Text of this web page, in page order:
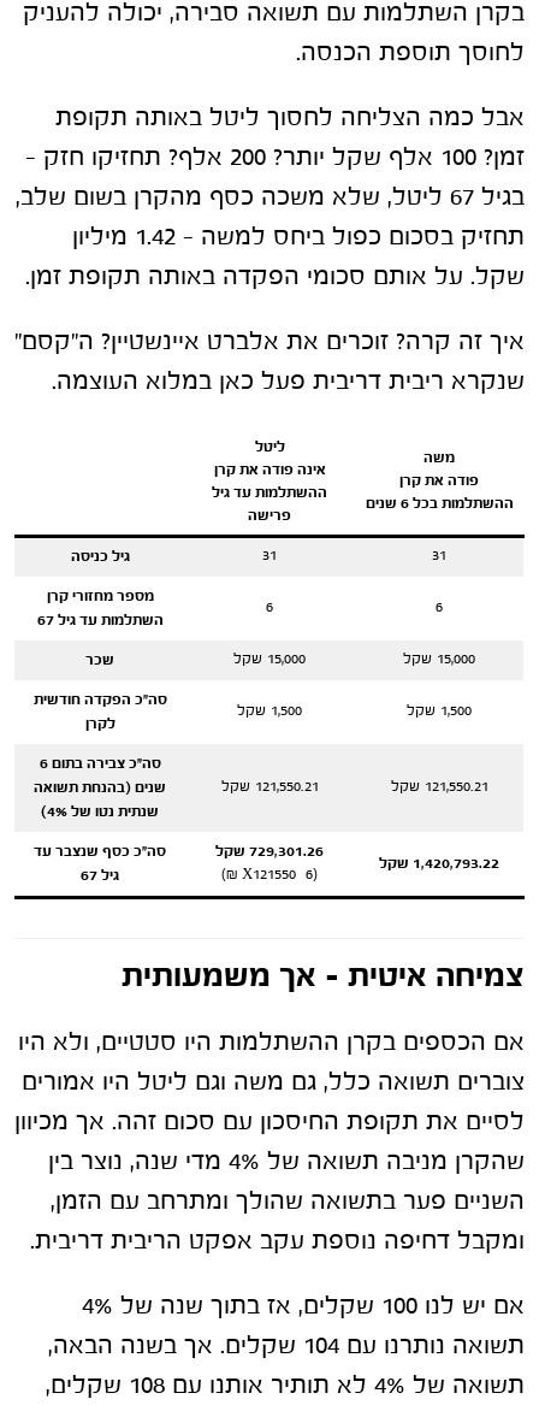
בקרן השתלמות עם תשואה סבירה, יכולה להעניק
לחוסך תוספת הכנסה.
אבל כמה הצליחה לחסוך ליטל באותה תקופת
זמן? 100 אלף שקל יותר? 200 אלף? תחזיקו חזק –
בגיל 67 ליטל, שלא משכה כסף מהקרן בשום שלב,
תחזיק בסכום כפול ביחס למשה – 1.42 מיליון
שקל. על אותם סכומי הפקדה באותה תקופת זמן.
איך זה קרה? זוכרים את אלברט איינשטיין? ה"קסם"
שנקרא ריבית דריבית פעל כאן במלוא העוצמה.
משה
פודה את קרן
ההשתלמות בכל 6 שנים
ליטל
אינה פודה את קרן
ההשתלמות עד גיל
פרישה
31
31 גיל כניסה
6
6
מספר מחזורי קרן
השתלמות עד גיל 67
15,000 שקל 15,000 שקל שכר
1,500 שקל 1,500 שקל
סה"כ הפקדה חודשית
לקרן
121,550.21 שקל 121,550.21 שקל
סה"כ צבירה בתום 6
שנים (בהנחת תשואה
שנתית נטו של 4%)
1,420,793.22 שקל
729,301.26 שקל
(6 X121550 ₪)
סה"כ כסף שנצבר עד
גיל 67
צמיחה איטית – אך משמעותית
אם הכספים בקרן ההשתלמות היו סטטיים, ולא היו
צוברים תשואה כלל, גם משה וגם ליטל היו אמורים
לסיים את תקופת החיסכון עם סכום זהה. אך מכיוון
שהקרן מניבה תשואה של 4% מדי שנה, נוצר בין
השניים פער בתשואה שהולך ומתרחב עם הזמן,
ומקבל דחיפה נוספת עקב אפקט הריבית דריבית.
אם יש לנו 100 שקלים, אז בתוך שנה של 4%
תשואה נותרנו עם 104 שקלים. אך בשנה הבאה,
תשואה של 4% לא תותיר אותנו עם 108 שקלים,